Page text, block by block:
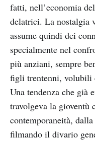
fatti, nell’economia
delatrici. La nostalgia
assume quindi dei
specialmente nel
più anziani, sempre
figli trentenni, volubili
Una tendenza che già
travolgeva la
contemporaneità,
filmando il divario